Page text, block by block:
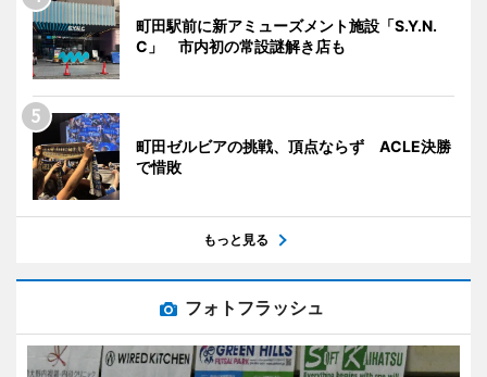
町田駅前に新アミューズメント施設「S.Y.N.
C」 市内初の常設謎解き店も
町田ゼルビアの挑戦、頂点ならず ACLE決勝
で惜敗
もっと見る
フォトフラッシュ